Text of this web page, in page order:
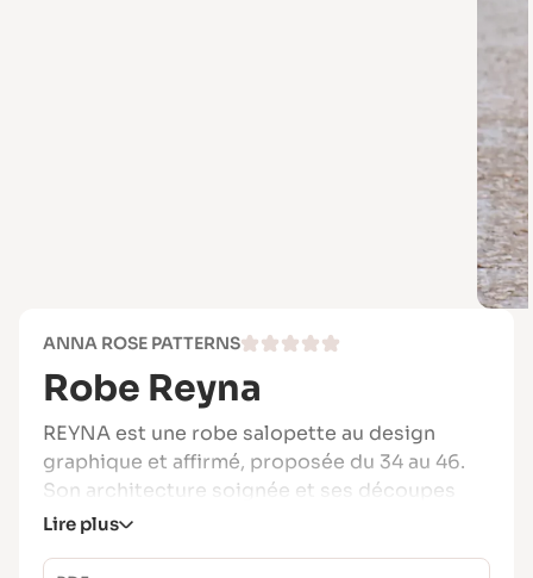
ANNA ROSE PATTERNS
Robe Reyna
REYNA est une robe salopette au design
graphique et affirmé, proposée du 34 au 46.
Son architecture soignée et ses découpes
structurées en font une pièce originale, à la
Lire plus